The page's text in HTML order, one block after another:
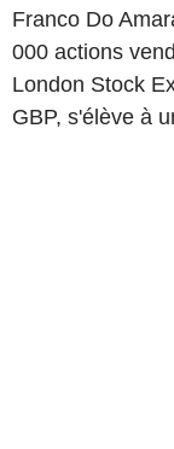
Franco Do
000 actions
London Stock
GBP, s'élève à